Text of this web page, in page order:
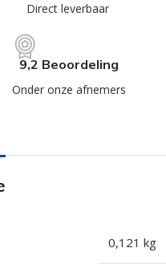
Direct leverbaar
9,2 Beoordeling
Onder onze afnemers
0,121 kg